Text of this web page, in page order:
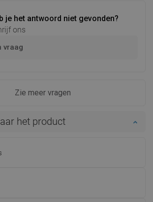
je het antwoord niet gevonden?
ons
vraag
Zie meer vragen
het product